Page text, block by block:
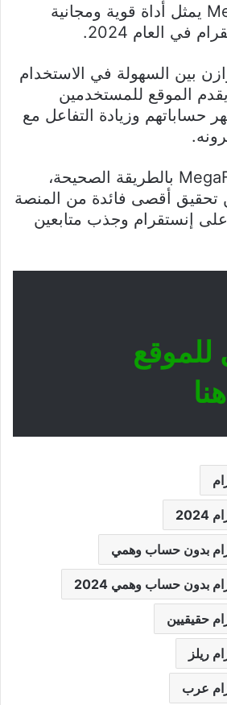
موقع MegaFamous يمثل أداة قوية ومجانية
في العام 2024.
بين السهولة في الاستخدام
يقدم الموقع للمستخدمين
حساباتهم وزيادة التفاعل مع
باستخدام MegaFamous بالطريقة الصحيحة،
تحقيق أقصى فائدة من المنصة
إنستقرام وجذب متابعين
للموقع
بدون حساب وهمي
بدون حساب وهمي 2024
حقيقيين
ريلز
عرب